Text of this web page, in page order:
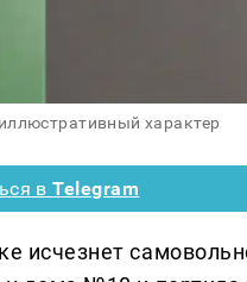
характер
вTelegram
исчезнет